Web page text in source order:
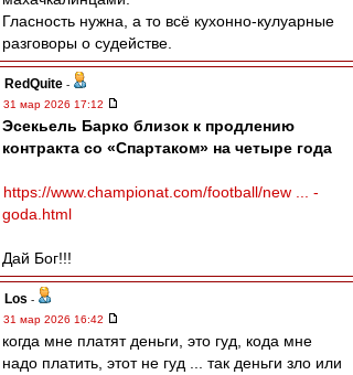
Гласность нужна, а то всё кухонно-кулуарные
разговоры о судействе.
RedQuite -
31 мар 2026 17:12
Эсекьель Барко близок к продлению
контракта со «Спартаком» на четыре года
https://www.championat.com/football/new ... -
goda.html
Дай Бог!!!
Los -
31 мар 2026 16:42
когда мне платят деньги, это гуд, кода мне
надо платить, этот не гуд ... так деньги зло или